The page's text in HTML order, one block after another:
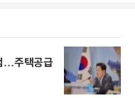
…주택공급